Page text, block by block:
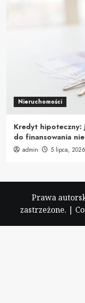
Nieruchomości
Kredyt hipoteczny:
do finansowania
admin 5 lipca, 2026
Prawa
zastrzeżone. |